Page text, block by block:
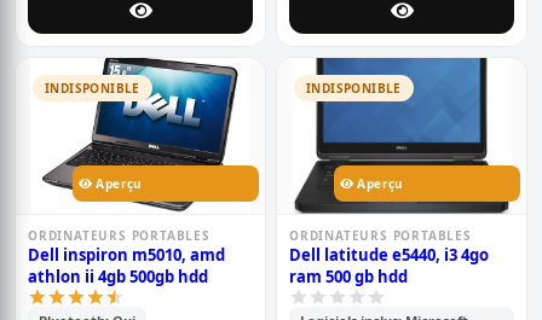
INDISPONIBLE
Aperçu
ORDINATEURS PORTABLES
Dell inspiron m5010, amd
athlon ii 4gb 500gb hdd
INDISPONIBLE
Aperçu
ORDINATEURS PORTABLES
Dell latitude e5440, i3 4go
ram 500 gb hdd